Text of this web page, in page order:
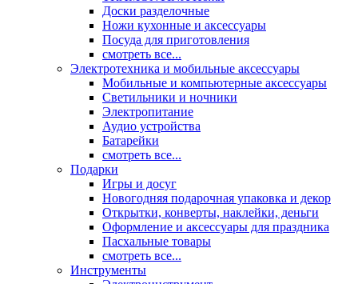
Доски разделочные
Ножи кухонные и аксессуары
Посуда для приготовления
смотреть все...
Электротехника и мобильные аксессуары
Мобильные и компьютерные аксессуары
Светильники и ночники
Электропитание
Аудио устройства
Батарейки
смотреть все...
Подарки
Игры и досуг
Новогодняя подарочная упаковка и декор
Открытки, конверты, наклейки, деньги
Оформление и аксессуары для праздника
Пасхальные товары
смотреть все...
Инструменты